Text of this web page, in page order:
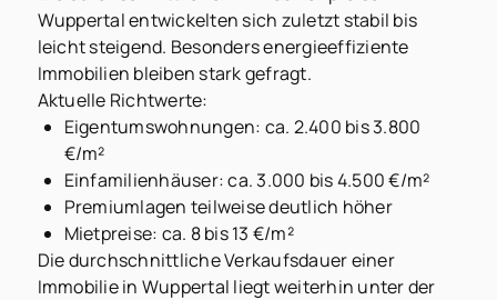
Wuppertal entwickelten sich zuletzt stabil bis
leicht steigend. Besonders energieeffiziente
Immobilien bleiben stark gefragt.
Aktuelle Richtwerte:
Eigentumswohnungen: ca. 2.400 bis 3.800
€/m²
Einfamilienhäuser: ca. 3.000 bis 4.500 €/m²
Premiumlagen teilweise deutlich höher
Mietpreise: ca. 8 bis 13 €/m²
Die durchschnittliche Verkaufsdauer einer
Immobilie in Wuppertal liegt weiterhin unter der